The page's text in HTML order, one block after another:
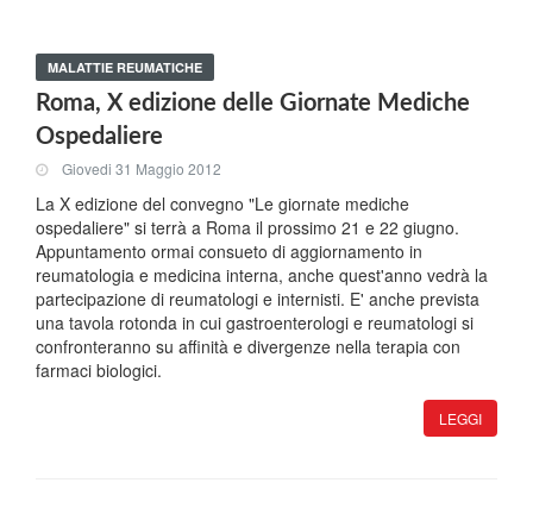
MALATTIE REUMATICHE
Roma, X edizione delle Giornate Mediche
Ospedaliere
Giovedi 31 Maggio 2012
La X edizione del convegno "Le giornate mediche
ospedaliere" si terrà a Roma il prossimo 21 e 22 giugno.
Appuntamento ormai consueto di aggiornamento in
reumatologia e medicina interna, anche quest'anno vedrà la
partecipazione di reumatologi e internisti. E' anche prevista
una tavola rotonda in cui gastroenterologi e reumatologi si
confronteranno su affinità e divergenze nella terapia con
farmaci biologici.
LEGGI